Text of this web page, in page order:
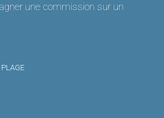
une commission sur un